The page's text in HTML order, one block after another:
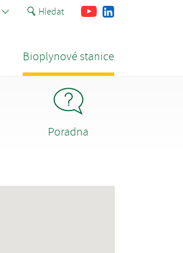
Hledat FacebookYoutube
Bioplynové stanice
Poradna